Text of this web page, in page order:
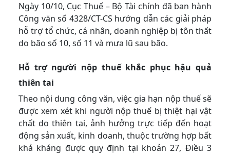
Ngày 10/10, Cục Thuế – Bộ Tài chính đã ban hành
Công văn số 4328/CT-CS hướng dẫn các giải pháp
hỗ trợ tổ chức, cá nhân, doanh nghiệp bị tôn thất
do bão số 10, số 11 và mưa lũ sau bão.
Hỗ trợ người nộp thuế khắc phục hậu quả
thiên tai
Theo nội dung công văn, việc gia hạn nộp thuế sẽ
được xem xét khi người nộp thuế bị thiệt hại vật
chất do thiên tai, ảnh hưởng trực tiếp đến hoạt
động sản xuất, kinh doanh, thuộc trường hợp bất
khả kháng được quy định tại khoản 27, Điều 3